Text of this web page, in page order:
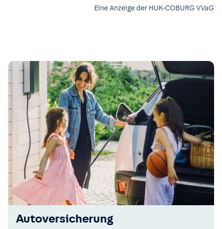
Eine Anzeige der HUK-COBURG VVaG
Autoversicherung